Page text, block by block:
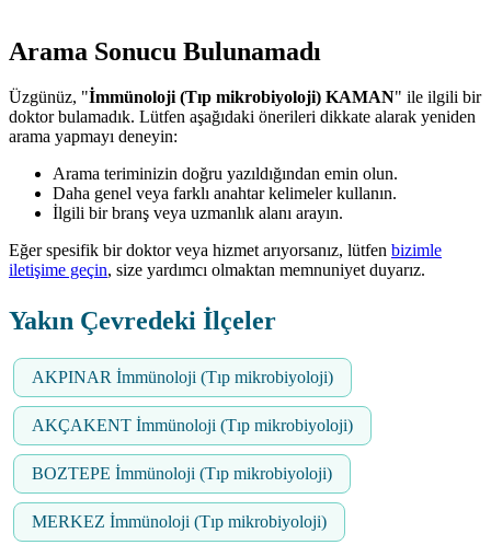
Arama Sonucu Bulunamadı
Üzgünüz, "İmmünoloji (Tıp mikrobiyoloji) KAMAN" ile ilgili bir
doktor bulamadık. Lütfen aşağıdaki önerileri dikkate alarak yeniden
arama yapmayı deneyin:
Arama teriminizin doğru yazıldığından emin olun.
Daha genel veya farklı anahtar kelimeler kullanın.
İlgili bir branş veya uzmanlık alanı arayın.
Eğer spesifik bir doktor veya hizmet arıyorsanız, lütfen bizimle
iletişime geçin, size yardımcı olmaktan memnuniyet duyarız.
Yakın Çevredeki İlçeler
AKPINAR İmmünoloji (Tıp mikrobiyoloji)
AKÇAKENT İmmünoloji (Tıp mikrobiyoloji)
BOZTEPE İmmünoloji (Tıp mikrobiyoloji)
MERKEZ İmmünoloji (Tıp mikrobiyoloji)